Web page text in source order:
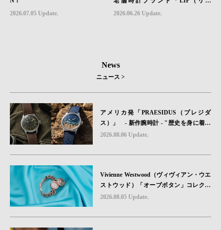
2026.07.05 Update.
プ）」、世界限定1,906本のクロノグ
2026.06.26 Update.
News
ニュース >
アメリカ発「PRAESIDUS（プレジダ
ス）」 - 新作腕時計 - "歴史を身に着け
る“ -戦場を駆け抜けたWillys MBのボンネ
砂を文字盤に閉じ込めた「A-11」コレク
2026.08.06 Update.
Vivienne Westwood（ヴィヴィアン・ウエ
ストウッド）「オーブボタン」コレクシ
ョンに、⽇本限定カラーのローズゴール
2026.08.05 Update.